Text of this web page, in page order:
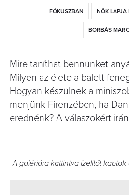
FÓKUSZBAN NŐK LAPJA
BORBÁS
Mire taníthat bennünket
Milyen az élete a balett
Hogyan készülnek a
menjünk Firenzében, ha
erednénk? A válaszokért
A galériára kattintva ízelítőt